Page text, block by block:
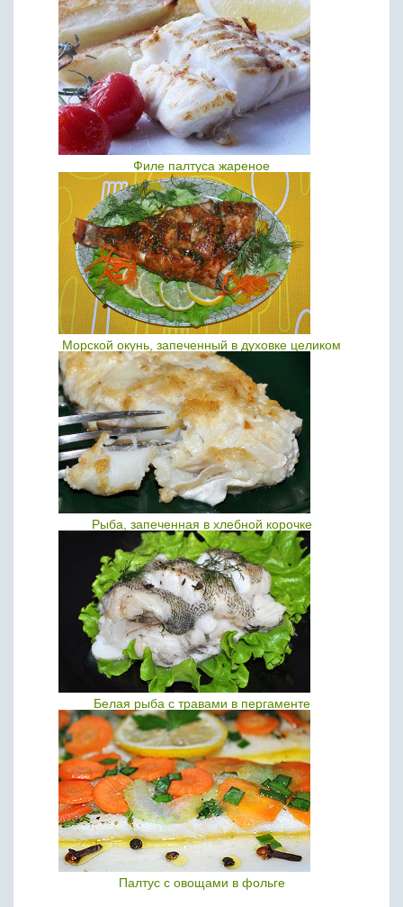
Филе палтуса жареное
Морской окунь, запеченный в духовке целиком
Рыба, запеченная в хлебной корочке
Белая рыба с травами в пергаменте
Палтус с овощами в фольге